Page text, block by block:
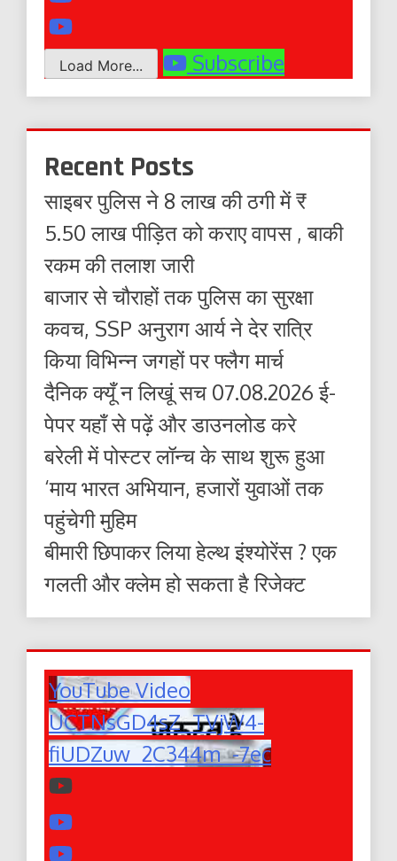
Load More... Subscribe
Recent Posts
साइबर पुलिस ने 8 लाख की ठगी में ₹
5.50 लाख पीड़ित को कराए वापस , बाकी
रकम की तलाश जारी
बाजार से चौराहों तक पुलिस का सुरक्षा
कवच, SSP अनुराग आर्य ने देर रात्रि
किया विभिन्न जगहों पर फ्लैग मार्च
दैनिक क्यूँ न लिखूं सच 07.08.2026 ई-
पेपर यहाँ से पढ़ें और डाउनलोड करे
बरेली में पोस्टर लॉन्च के साथ शुरू हुआ
‘माय भारत अभियान, हजारों युवाओं तक
पहुंचेगी मुहिम
बीमारी छिपाकर लिया हेल्थ इंश्योरेंस ? एक
गलती और क्लेम हो सकता है रिजेक्ट
YouTube Video
UCTNsGD4sZ_TVjW4-
fiUDZuw_2C344m_-7ec